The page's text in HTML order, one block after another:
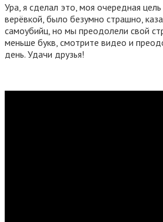
Ура, я сделал это, моя очередная
верёвкой, было безумно страшно,
самоубийц, но мы преодолели свой
меньше букв, смотрите видео и
день. Удачи друзья!